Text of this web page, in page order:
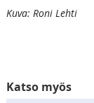
Kuva: Roni Lehti
Katso myös